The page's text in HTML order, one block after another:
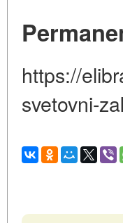
https://
svetovni-